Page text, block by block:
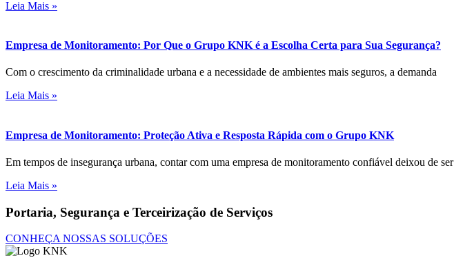
Leia Mais »
Empresa de Monitoramento: Por Que o Grupo KNK é a Escolha Certa para Sua Segurança?
Com o crescimento da criminalidade urbana e a necessidade de ambientes mais seguros, a demanda
Leia Mais »
Empresa de Monitoramento: Proteção Ativa e Resposta Rápida com o Grupo KNK
Em tempos de insegurança urbana, contar com uma empresa de monitoramento confiável deixou de ser
Leia Mais »
Portaria, Segurança e Terceirização de Serviços
CONHEÇA NOSSAS SOLUÇÕES